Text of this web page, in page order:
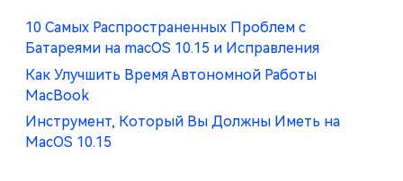
PDFelement делает работу с PDF еще удобнее.
Скачать бесплатно
Преподавание
IT-служба
Здравоохранение
10 Самых Распространенных Проблем с
Батареями на macOS 10.15 и Исправления
Как Улучшить Время Автономной Работы
MacBook
Инструмент, Который Вы Должны Иметь на
MacOS 10.15